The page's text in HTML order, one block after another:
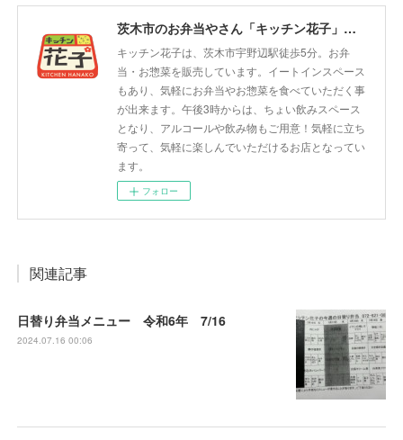
茨木市のお弁当やさん「キッチン花子」ちょい飲みスペース「サウス」
キッチン花子は、茨木市宇野辺駅徒歩5分。お弁
当・お惣菜を販売しています。イートインスペース
もあり、気軽にお弁当やお惣菜を食べていただく事
が出来ます。午後3時からは、ちょい飲みスペース
となり、アルコールや飲み物もご用意！気軽に立ち
寄って、気軽に楽しんでいただけるお店となってい
ます。
フォロー
関連記事
日替り弁当メニュー 令和6年 7/16
2024.07.16 00:06